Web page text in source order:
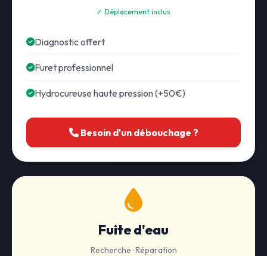
✓ Déplacement inclus
Diagnostic offert
Furet professionnel
Hydrocureuse haute pression (+50€)
Besoin d'un débouchage ?
Fuite d'eau
Recherche · Réparation